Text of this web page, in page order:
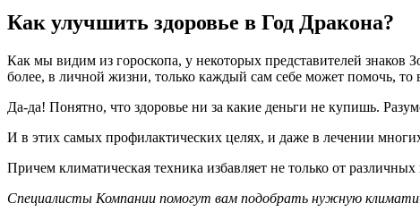
Как улучшить здоровье в Год Дракона?
Как мы видим из гороскопа, у некоторых представителей
более, в личной жизни, только каждый сам себе может помочь, то
Да-да! Понятно, что здоровье ни за какие деньги не купишь.
И в этих самых профилактических целях, и даже в лечении
Причем климатическая техника избавляет не только от
Специалисты Компании помогут вам подобрать нужную